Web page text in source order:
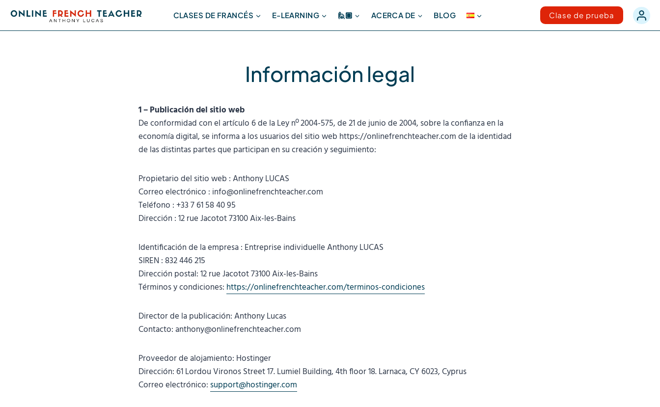
contenido
CLASES DE FRANCÉS E-LEARNING 🙋🏽 ACERCA DE BLOG Clase de prueba
Información legal
1 – Publicación del sitio web
De conformidad con el artículo 6 de la Ley nº 2004-575, de 21 de junio de 2004, sobre la confianza en la
economía digital, se informa a los usuarios del sitio web https://onlinefrenchteacher.com de la identidad
de las distintas partes que participan en su creación y seguimiento:
Propietario del sitio web : Anthony LUCAS
Correo electrónico : info@onlinefrenchteacher.com
Teléfono : +33 7 61 58 40 95
Dirección : 12 rue Jacotot 73100 Aix-les-Bains
Identificación de la empresa : Entreprise individuelle Anthony LUCAS
SIREN : 832 446 215
Dirección postal: 12 rue Jacotot 73100 Aix-les-Bains
Términos y condiciones: https://onlinefrenchteacher.com/terminos-condiciones
Director de la publicación: Anthony Lucas
Contacto: anthony@onlinefrenchteacher.com
Proveedor de alojamiento: Hostinger
Dirección: 61 Lordou Vironos Street 17. Lumiel Building, 4th floor 18. Larnaca, CY 6023, Cyprus
Correo electrónico: support@hostinger.com